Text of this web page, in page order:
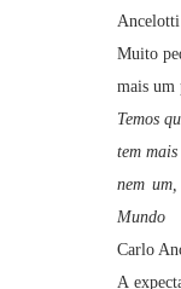
Ancelotti
Muito
mais um
Temos
tem
nem
Mundo
Carlo
A